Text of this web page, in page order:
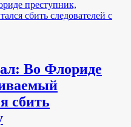
Во Флориде
сбить